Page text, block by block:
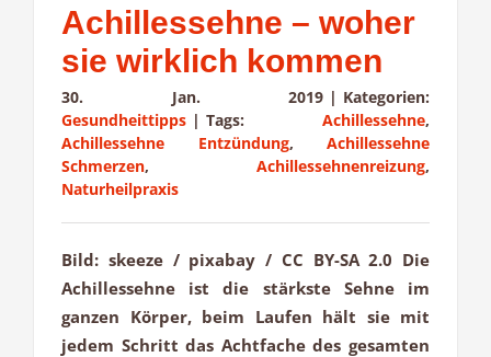
Achillessehne – woher
sie wirklich kommen
30. Jan. 2019 | Kategorien:
Gesundheittipps | Tags: Achillessehne,
Achillessehne Entzündung, Achillessehne
Schmerzen, Achillessehnenreizung,
Naturheilpraxis
Bild: skeeze / pixabay / CC BY-SA 2.0 Die
Achillessehne ist die stärkste Sehne im
ganzen Körper, beim Laufen hält sie mit
jedem Schritt das Achtfache des gesamten